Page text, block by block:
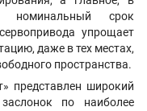
номинальный срок
упрощает
даже в тех местах,
пространства.
представлен широкий
по наиболее